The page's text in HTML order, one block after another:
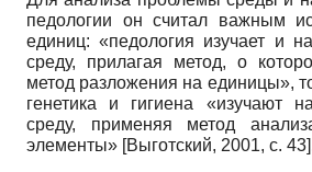
педологии он считал важным
единиц: «педология изучает и
среду, прилагая метод, о
метод разложения на единицы»,
генетика и гигиена «изучают
среду, применяя метод
элементы» [Выготский, 2001, с. 43]